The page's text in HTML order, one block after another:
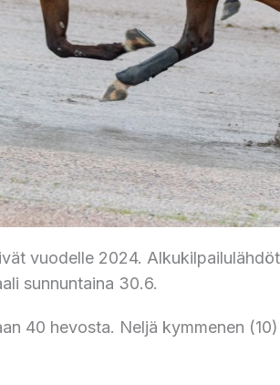
vuodelle 2024.
sunnuntaina 30.6.
40 hevosta. Neljä kymmenen